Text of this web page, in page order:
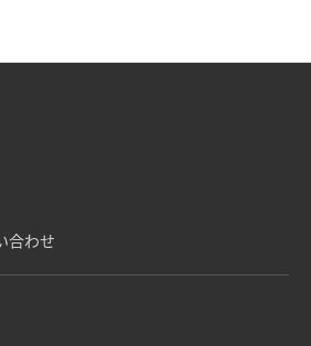
合わせ